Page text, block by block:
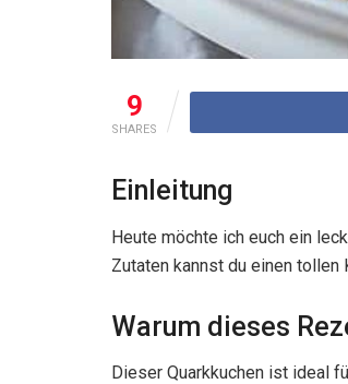
9
SHARES
Einleitung
Heute möchte ich euch ein
Zutaten kannst du einen
Warum dieses
Dieser Quarkkuchen ist ideal